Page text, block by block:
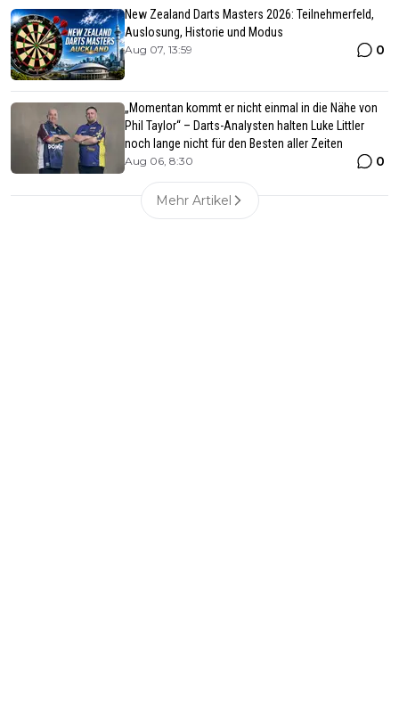
New Zealand Darts Masters 2026: Teilnehmerfeld,
Auslosung, Historie und Modus
Aug 07, 13:59 0
„Momentan kommt er nicht einmal in die Nähe von
Phil Taylor“ – Darts-Analysten halten Luke Littler
noch lange nicht für den Besten aller Zeiten
Aug 06, 8:30 0
Mehr Artikel